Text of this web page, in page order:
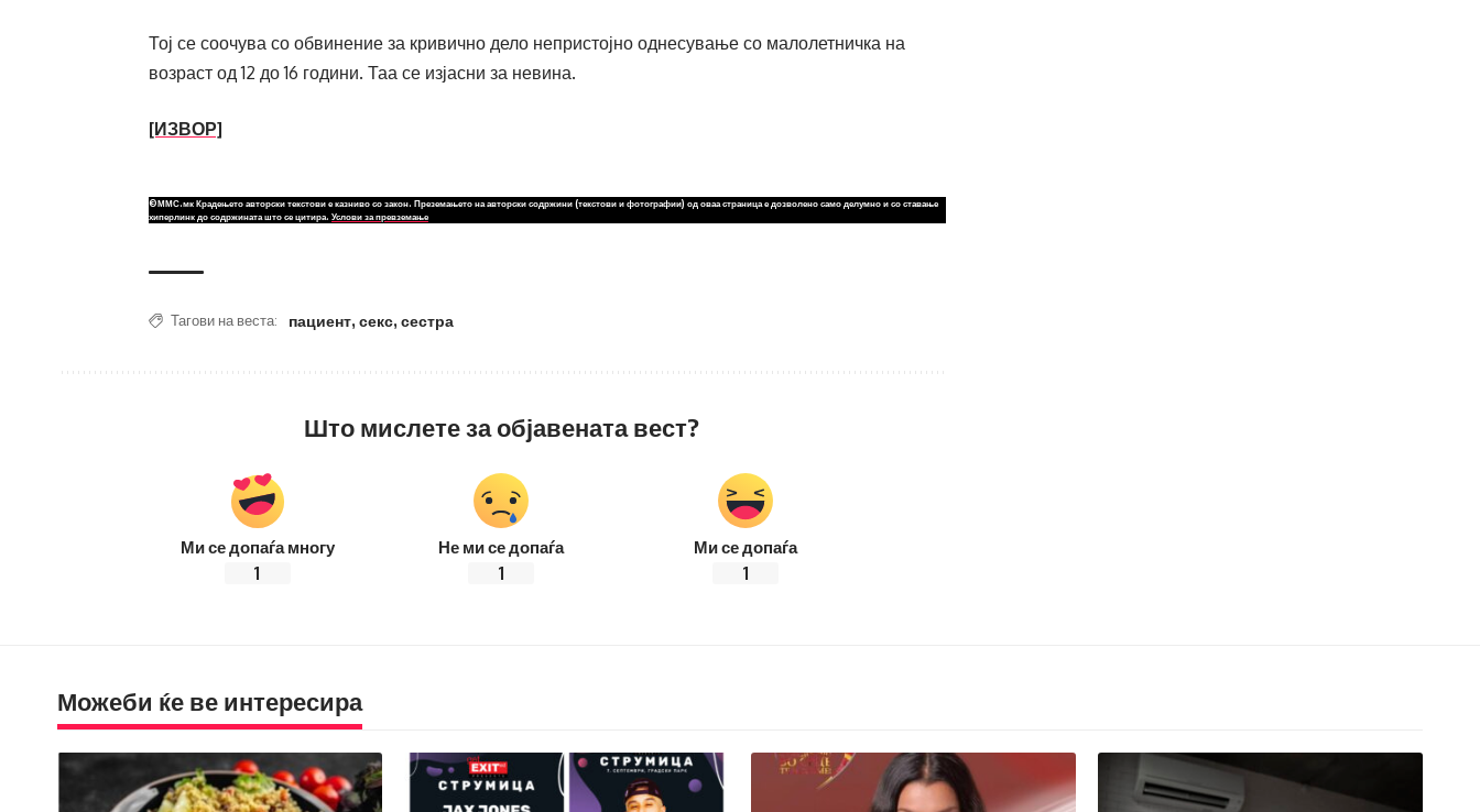
Тој се соочува со обвинение за кривично дело непристојно однесување со малолетничка на
возраст од 12 до 16 години. Таа се изјасни за невина.
[ИЗВОР]
©ММС.мк Крадењето авторски текстови е казниво со закон. Преземањето на авторски содржини (текстови и фотографии) од оваа страница е дозволено само делумно и со ставање
хиперлинк до содржината што се цитира. Услови за превземање
Тагови на веста: пациент, секс, сестра
Што мислете за објавената вест?
Ми се допаѓа многу
1
Не ми се допаѓа
1
Ми се допаѓа
1
Можеби ќе ве интересира